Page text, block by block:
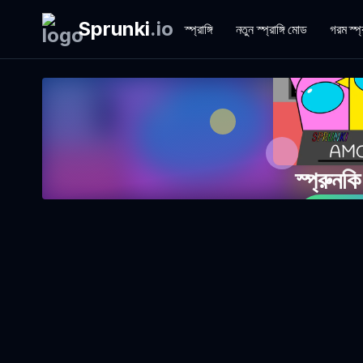
Sprunki.io স্প্রাঙ্গি নতুন স্প্রাঙ্গি মোড গরম